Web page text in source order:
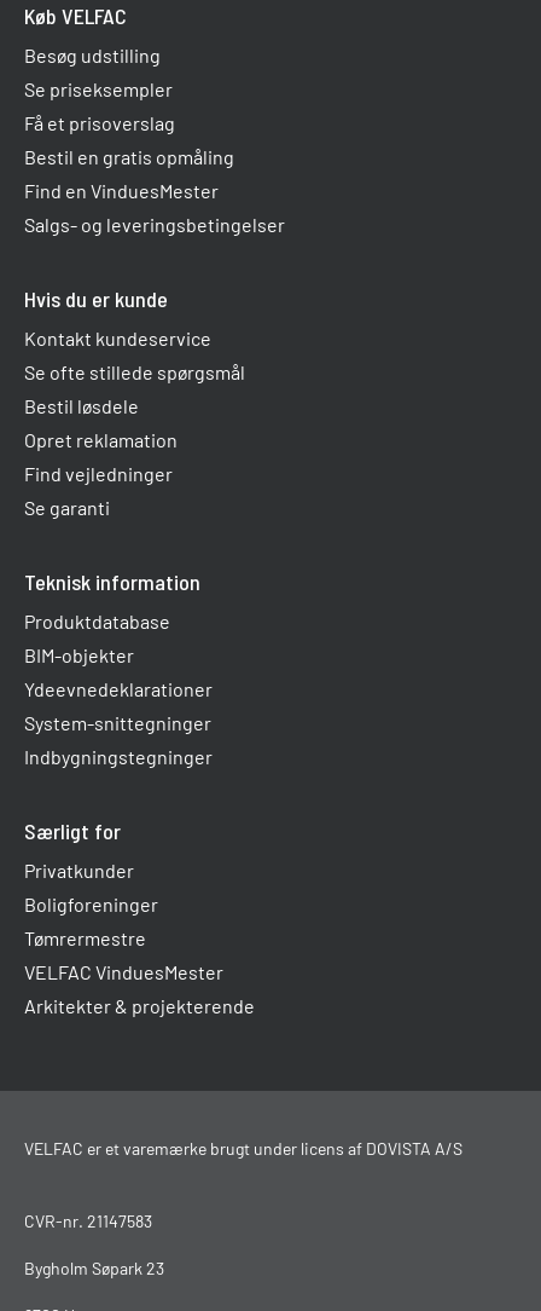
Køb VELFAC
Besøg udstilling
Se priseksempler
Få et prisoverslag
Bestil en gratis opmåling
Find en VinduesMester
Salgs- og leveringsbetingelser
Hvis du er kunde
Kontakt kundeservice
Se ofte stillede spørgsmål
Bestil løsdele
Opret reklamation
Find vejledninger
Se garanti
Teknisk information
Produktdatabase
BIM-objekter
Ydeevnedeklarationer
System-snittegninger
Indbygningstegninger
Særligt for
Privatkunder
Boligforeninger
Tømrermestre
VELFAC VinduesMester
Arkitekter & projekterende
VELFAC er et varemærke brugt under licens af DOVISTA A/S
CVR-nr. 21147583
Bygholm Søpark 23